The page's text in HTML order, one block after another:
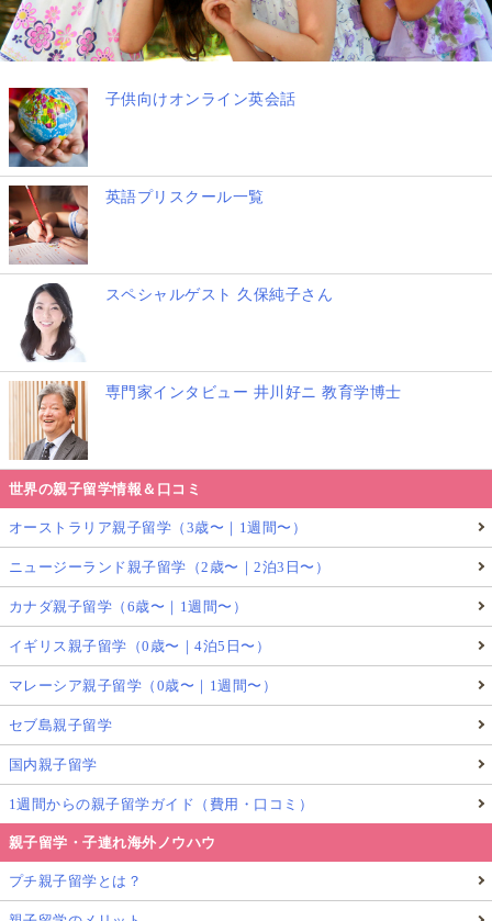
子供向けオンライン英会話
英語プリスクール一覧
スペシャルゲスト 久保純子さん
専門家インタビュー 井川好ニ 教育学博士
世界の親子留学情報＆口コミ
オーストラリア親子留学（3歳〜｜1週間〜）
ニュージーランド親子留学（2歳〜｜2泊3日〜）
カナダ親子留学（6歳〜｜1週間〜）
イギリス親子留学（0歳〜｜4泊5日〜）
マレーシア親子留学（0歳〜｜1週間〜）
セブ島親子留学
国内親子留学
1週間からの親子留学ガイド（費用・口コミ）
親子留学・子連れ海外ノウハウ
プチ親子留学とは？